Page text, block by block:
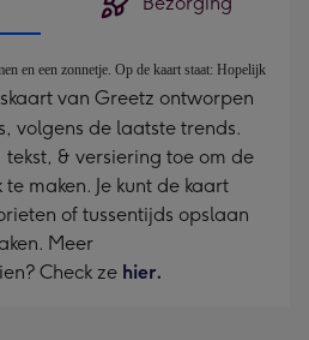
en een zonnetje. Op de kaart staat: Hopelijk
van Greetz ontworpen
volgens de laatste trends.
& versiering toe om de
maken. Je kunt de kaart
of tussentijds opslaan
Meer
Check ze hier.